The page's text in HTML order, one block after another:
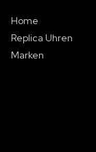
Home
Replica Uhren
Marken